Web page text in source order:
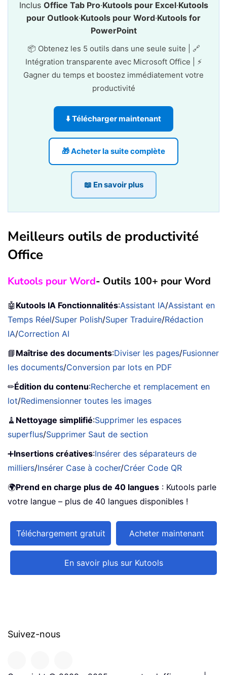
Inclus Office Tab Pro·Kutools pour Excel·Kutools
pour Outlook·Kutools pour Word·Kutools for
PowerPoint
📦 Obtenez les 5 outils dans une seule suite | 🔗
Intégration transparente avec Microsoft Office | ⚡
Gagner du temps et boostez immédiatement votre
productivité
⬇️ Télécharger maintenant
🎁 Acheter la suite complète
📖 En savoir plus
Meilleurs outils de productivité
Office
Kutools pour Word- Outils 100+ pour Word
🤖 Kutools IA Fonctionnalités:Assistant IA/Assistant en
Temps Réel/Super Polish/Super Traduire/Rédaction
IA/Correction AI
📘 Maîtrise des documents:Diviser les pages/Fusionner
les documents/Conversion par lots en PDF
✏Édition du contenu:Recherche et remplacement en
lot/Redimensionner toutes les images
🧹 Nettoyage simplifié:Supprimer les espaces
superflus/Supprimer Saut de section
➕Insertions créatives:Insérer des séparateurs de
milliers/Insérer Case à cocher/Créer Code QR
🌍Prend en charge plus de 40 langues : Kutools parle
votre langue – plus de 40 langues disponibles !
Téléchargement gratuit Acheter maintenant
En savoir plus sur Kutools
Suivez-nous